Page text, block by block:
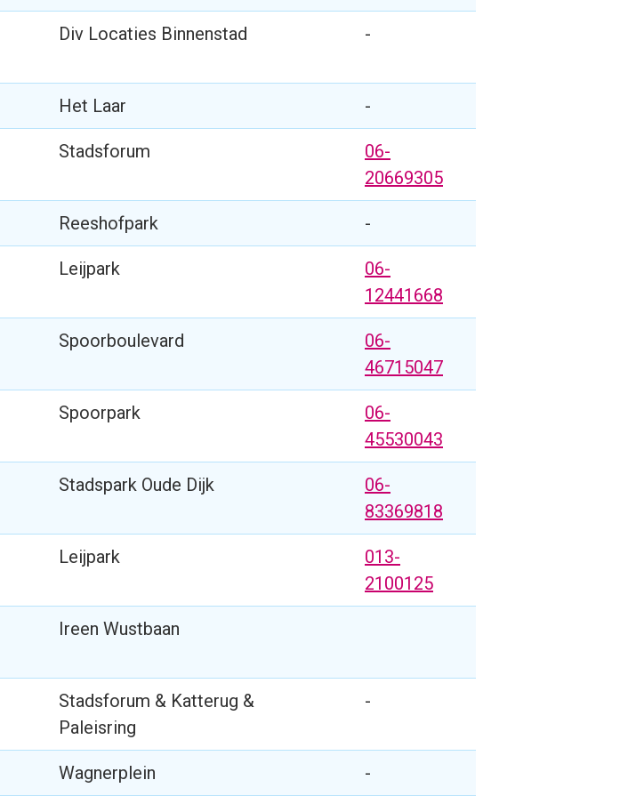
Div Locaties Binnenstad -
Het Laar -
Stadsforum
06-
20669305
Reeshofpark -
Leijpark
06-
12441668
Spoorboulevard
06-
46715047
Spoorpark
06-
45530043
Stadspark Oude Dijk
06-
83369818
Leijpark
013-
2100125
Ireen Wustbaan
Stadsforum & Katterug &
Paleisring
-
Wagnerplein -